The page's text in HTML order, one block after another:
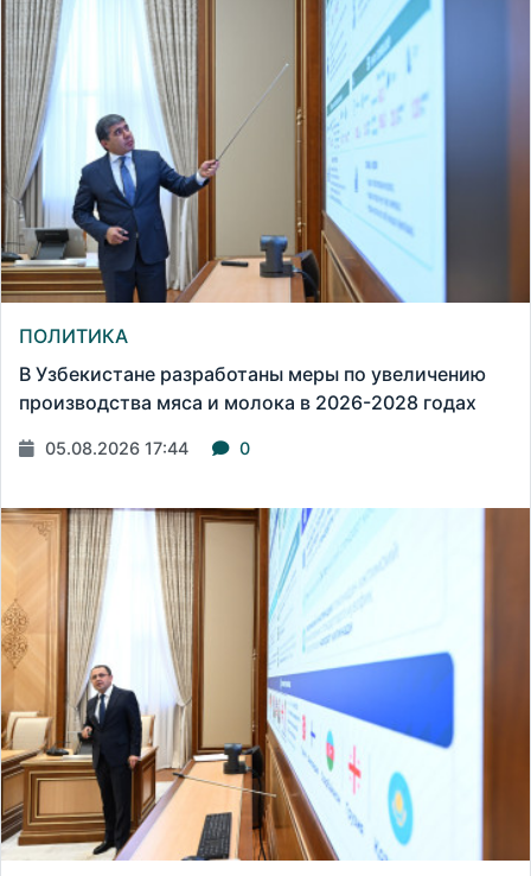
ПОЛИТИКА
В Узбекистане разработаны меры по увеличению
производства мяса и молока в 2026-2028 годах
05.08.2026 17:44 0